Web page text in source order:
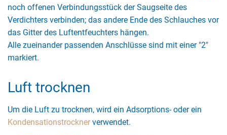
noch offenen Verbindungsstück der Saugseite des
Verdichters verbinden; das andere Ende des Schlauches vor
das Gitter des Luftentfeuchters hängen.
Alle zueinander passenden Anschlüsse sind mit einer "2"
markiert.
Luft trocknen
Um die Luft zu trocknen, wird ein Adsorptions- oder ein
Kondensationstrocknerverwendet.